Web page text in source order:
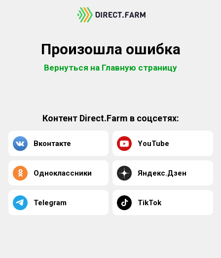
Произошла ошибка
Вернуться на Главную страницу
Контент Direct.Farm в соцсетях:
Вконтакте YouTube
Одноклассники Яндекс.Дзен
Telegram TikTok